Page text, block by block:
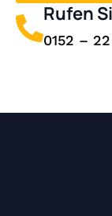
Rufen
0152 –